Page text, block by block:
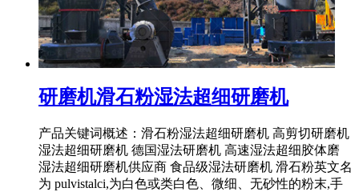
研磨机滑石粉湿法超细研磨机
产品关键词概述：滑石粉湿法超细研磨机 高剪切研磨机
湿法超细研磨机 德国湿法研磨机 高速湿法超细胶体磨
湿法超细研磨机供应商 食品级湿法研磨机 滑石粉英文名
为 pulvistalci,为白色或类白色、微细、无砂性的粉末,手